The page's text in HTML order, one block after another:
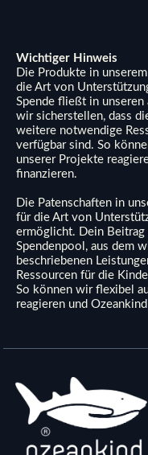
Wichtiger Hinweis
Die Produkte in
die Art von
Spende fließt in unseren
wir sicherstellen, dass
weitere notwendige
verfügbar sind. So
unserer Projekte
finanzieren.
Die Patenschaften in
für die Art von
ermöglicht. Dein
Spendenpool, aus dem
beschriebenen
Ressourcen für die
So können wir flexibel
reagieren und